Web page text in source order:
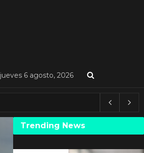
jueves 6 agosto, 2026
Trending News